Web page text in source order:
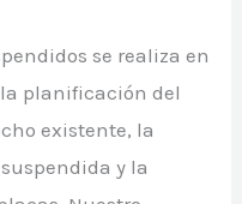
se realiza en
planificación del
existente, la
y la